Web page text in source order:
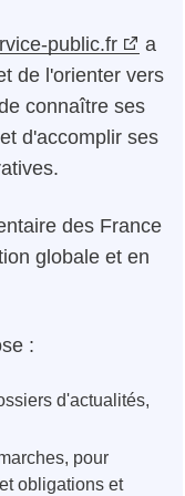
public.fr
a
de l'orienter vers
connaître ses
d'accomplir ses
des France
globale et en
:
d'actualités,
pour
obligations et